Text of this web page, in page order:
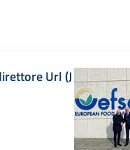
Url(J